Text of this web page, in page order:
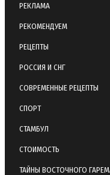
РЕКЛАМА
РЕКОМЕНДУЕМ
РЕЦЕПТЫ
РОССИЯ И СНГ
СОВРЕМЕННЫЕ РЕЦЕПТЫ
СПОРТ
СТАМБУЛ
СТОИМОСТЬ
ТАЙНЫ ВОСТОЧНОГО